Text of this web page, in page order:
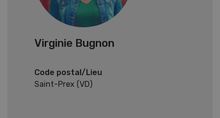
Virginie Bugnon
Code postal/Lieu
Saint-Prex (VD)